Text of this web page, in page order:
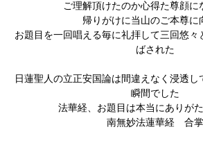
ご理解頂けたのか心得た尊顔に
帰りがけに当山のご本尊に
お題目を一回唱える毎に礼拝して三回悠々
ばされた
日蓮聖人の立正安国論は間違えなく浸透し
瞬間でした
法華経、お題目は本当にありが
南無妙法蓮華経 合掌